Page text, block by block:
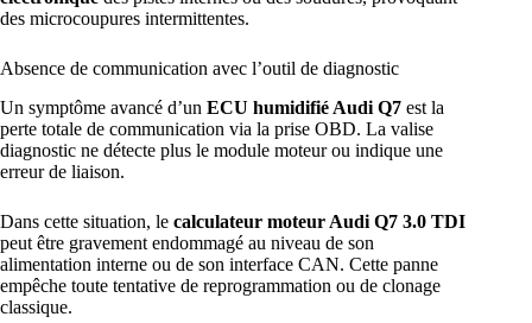
des microcoupures intermittentes.
Absence de communication avec l’outil de diagnostic
Un symptôme avancé d’un ECU humidifié Audi Q7 est la
perte totale de communication via la prise OBD. La valise
diagnostic ne détecte plus le module moteur ou indique une
erreur de liaison.
Dans cette situation, le calculateur moteur Audi Q7 3.0 TDI
peut être gravement endommagé au niveau de son
alimentation interne ou de son interface CAN. Cette panne
empêche toute tentative de reprogrammation ou de clonage
classique.